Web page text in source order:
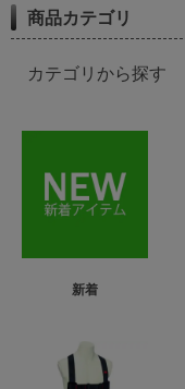
商品カテゴリ
カテゴリから探す
新着